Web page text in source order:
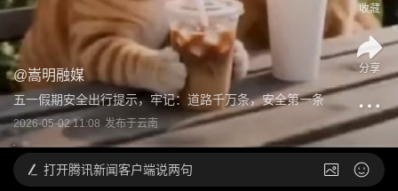
@嵩明融媒
五一假期安全出行提示，牢记：道路千万条，安全第一条
2026-05-02 11:08 发布于云南
收藏
分享
打开腾讯新闻客户端说两句